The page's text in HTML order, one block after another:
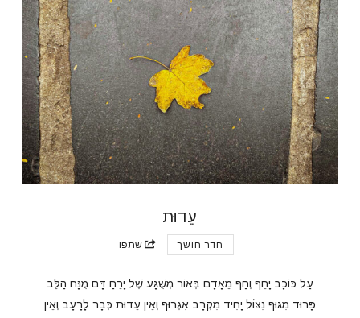
עֵדוּת
חדר חושך שתפו
עַל כּוֹכָב יָחֵף וְחַף מֵאָדָם בְּאוֹר מְשֻׁגָּע שֶׁל יָרֵחַ דָּם מֻנָּח הַלֵּב
פָּרוּד מִגּוּף נִצּוֹל יָחִיד מִקְּרָב אִגְרוּף וְאֵין עֵדוּת כְּבָר לָרָעָב וְאֵין